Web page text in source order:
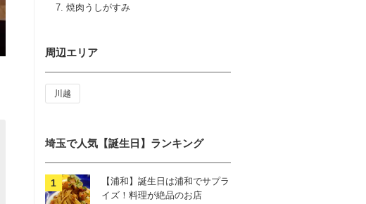
焼肉うしがすみ
周辺エリア
川越
埼玉で人気【誕生日】ランキング
【浦和】誕生日は浦和でサプラ
イズ！料理が絶品のお店